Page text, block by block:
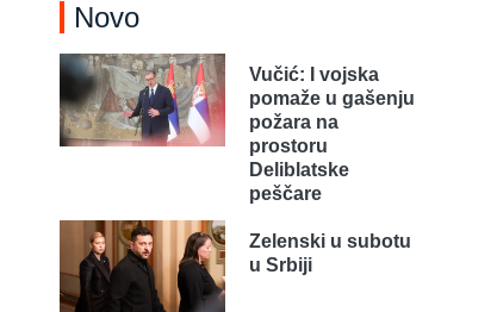
Novo
Vučić: I vojska
pomaže u gašenju
požara na
prostoru
Deliblatske
peščare
Zelenski u subotu
u Srbiji